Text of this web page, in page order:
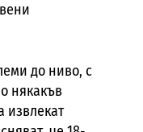
до ниво, с
някакъв
извлекат